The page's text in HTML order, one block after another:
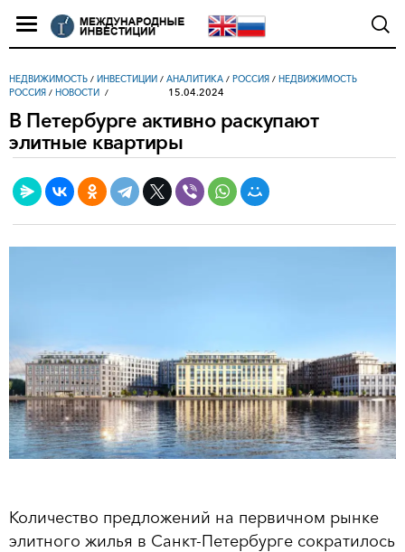
НЕДВИЖИМОСТЬ / ИНВЕСТИЦИИ / АНАЛИТИКА / РОССИЯ / НЕДВИЖИМОСТЬ
РОССИЯ / НОВОСТИ 15.04.2024
В Петербурге активно раскупают
элитные квартиры
Количество предложений на первичном рынке
элитного жилья в Санкт-Петербурге сократилось